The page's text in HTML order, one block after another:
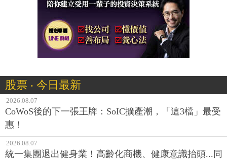
股票 ‧ 今日最新
2026.08.07
CoWoS後的下一張王牌：SoIC擴產潮，「這3檔」最受
惠！
2026.08.07
統一集團退出健身業！高齡化商機、健康意識抬頭...同